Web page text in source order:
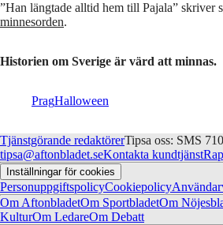
”Han längtade alltid hem till Pajala” skriver
minnesorden.
Historien om Sverige är värd att minnas.
PragHalloween
Tjänstgörande redaktörerTipsa oss: SMS
tipsa@aftonbladet.seKontakta kundtjänst
Inställningar för cookies
PersonuppgiftspolicyCookiepolicy
Om AftonbladetOm SportbladetOm
KulturOm LedareOm Debatt